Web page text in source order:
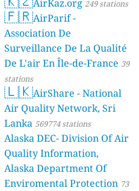
AirKaz.org 249 stations
🇫🇷AirParif -
Association De
Surveillance De La Qualité
De L'air En Île-de-France 39
stations
🇱🇰AirShare - National
Air Quality Network, Sri
Lanka 569774 stations
Alaska DEC- Division Of Air
Quality Information,
Alaska Department Of
Enviromental Protection 73